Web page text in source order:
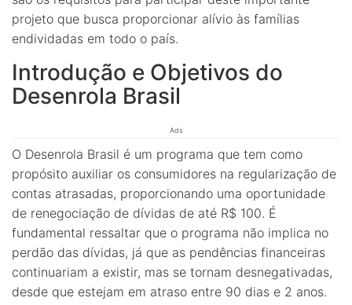
projeto que busca proporcionar alívio às famílias
endividadas em todo o país.
Introdução e Objetivos do
Desenrola Brasil
Ads
O Desenrola Brasil é um programa que tem como
propósito auxiliar os consumidores na regularização de
contas atrasadas, proporcionando uma oportunidade
de renegociação de dívidas de até R$ 100. É
fundamental ressaltar que o programa não implica no
perdão das dívidas, já que as pendências financeiras
continuariam a existir, mas se tornam desnegativadas,
desde que estejam em atraso entre 90 dias e 2 anos.